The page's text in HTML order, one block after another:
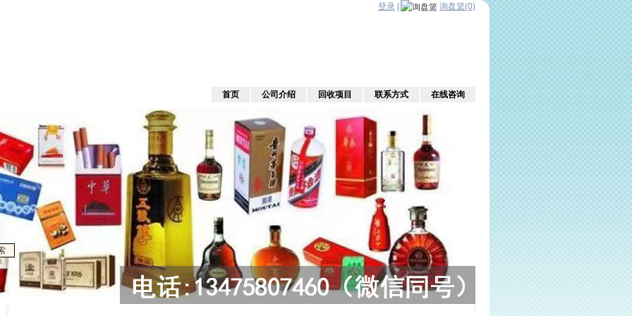
登录 询盘篮(0)
首页 公司介绍 回收项目 联系方式 在线咨询